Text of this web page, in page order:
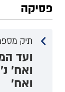
פסיקה
תיק מספר - 0002/
ועד
ואח'
ואח'